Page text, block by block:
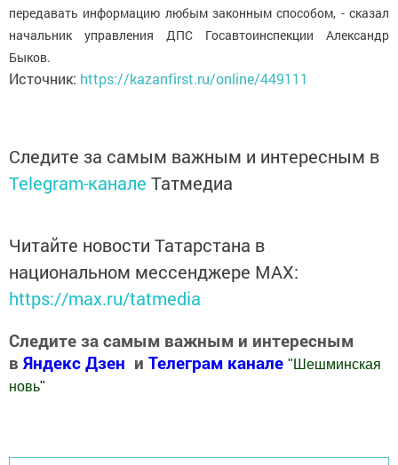
передавать информацию любым законным способом, - сказал
начальник управления ДПС Госавтоинспекции Александр
Быков.
Источник: https://kazanfirst.ru/online/449111
Следите за самым важным и интересным в
Telegram-канале Татмедиа
Читайте новости Татарстана в
национальном мессенджере MАХ:
https://max.ru/tatmedia
Следите за самым важным и интересным
в Яндекс Дзен и Телеграм канале " Шешминская
новь"